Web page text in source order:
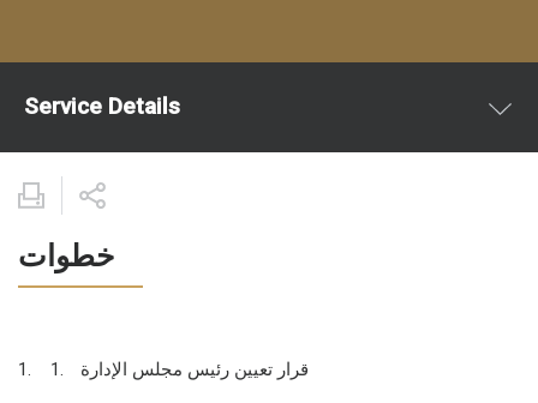
Service Details
خطوات
قرار تعيين رئيس مجلس الإدارة